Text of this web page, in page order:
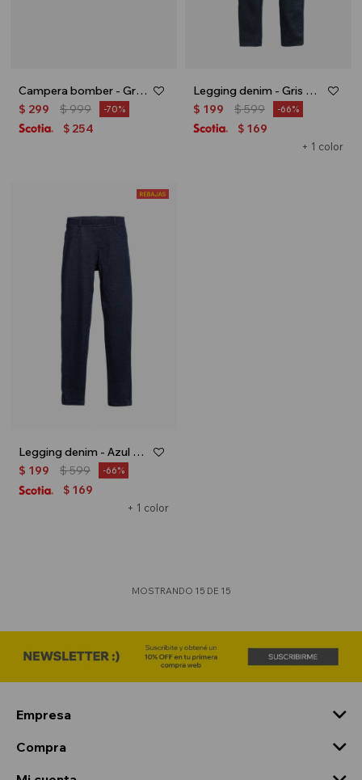
Campera bomber - Gris melange
$ 299 $999 70
$ 254
Legging denim - Gris oscuro
+ 1 color
$ 199 $599 66
$ 169
Legging denim - Azul oscuro
+ 1 color
$ 199 $599 66
$ 169
MOSTRANDO 15 DE 15
Empresa
Compra